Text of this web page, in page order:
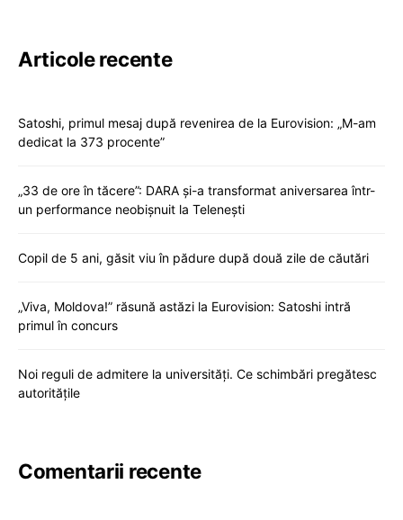
Articole recente
Satoshi, primul mesaj după revenirea de la Eurovision: „M-am
dedicat la 373 procente”
„33 de ore în tăcere”: DARA și-a transformat aniversarea într-
un performance neobișnuit la Telenești
Copil de 5 ani, găsit viu în pădure după două zile de căutări
„Viva, Moldova!” răsună astăzi la Eurovision: Satoshi intră
primul în concurs
Noi reguli de admitere la universități. Ce schimbări pregătesc
autoritățile
Comentarii recente